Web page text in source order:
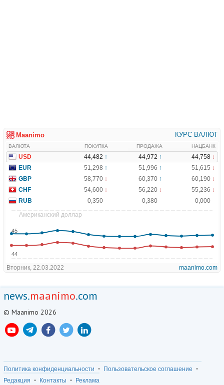
news.maanimo.com
© Maanimo 2026
Политика конфиденциальности
Пользовательское соглашение
Редакция
Контакты Реклама